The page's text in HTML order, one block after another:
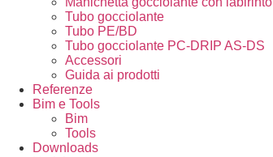
Tubo gocciolante
Tubo PE/BD
Tubo gocciolante PC-DRIP AS-DS
Accessori
Guida ai prodotti
Referenze
Bim e Tools
Bim
Tools
Downloads